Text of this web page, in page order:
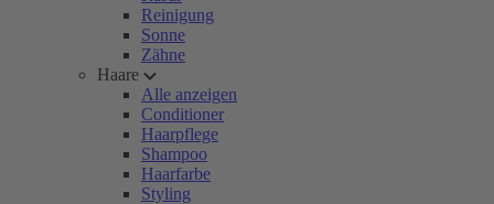
Reinigung
Sonne
Zähne
Haare
Alle anzeigen
Conditioner
Haarpflege
Shampoo
Haarfarbe
Styling